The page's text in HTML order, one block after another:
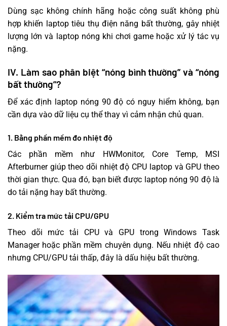
Dùng sạc không chính hãng hoặc công suất không phù
hợp khiến laptop tiêu thụ điện năng bất thường, gây nhiệt
lượng lớn và laptop nóng khi chơi game hoặc xử lý tác vụ
nặng.
IV. Làm sao phân biệt “nóng bình thường” và “nóng
bất thường”?
Để xác định laptop nóng 90 độ có nguy hiểm không, bạn
cần dựa vào dữ liệu cụ thể thay vì cảm nhận chủ quan.
1. Bằng phần mềm đo nhiệt độ
Các phần mềm như HWMonitor, Core Temp, MSI
Afterburner giúp theo dõi nhiệt độ CPU laptop và GPU theo
thời gian thực. Qua đó, bạn biết được laptop nóng 90 độ là
do tải nặng hay bất thường.
2. Kiểm tra mức tải CPU/GPU
Theo dõi mức tải CPU và GPU trong Windows Task
Manager hoặc phần mềm chuyên dụng. Nếu nhiệt độ cao
nhưng CPU/GPU tải thấp, đây là dấu hiệu bất thường.